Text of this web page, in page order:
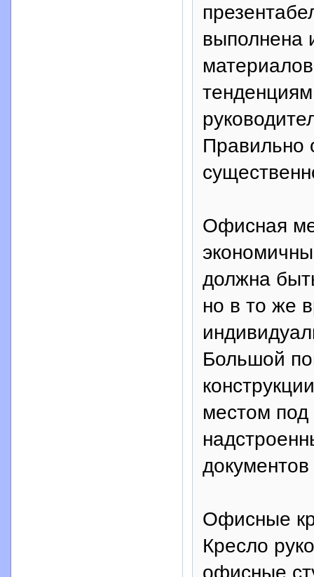
выполнена
Правильно
Офисная
должна
но в то же
Большой
местом
Офисные
Кресло
офисные